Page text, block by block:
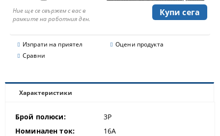
Ние ще се свържем с вас в
рамките на работния ден.
Изпрати на приятел
Оцени продукта
Сравни
Характеристики
Брой полюси:
3P
Номинален ток:
16A